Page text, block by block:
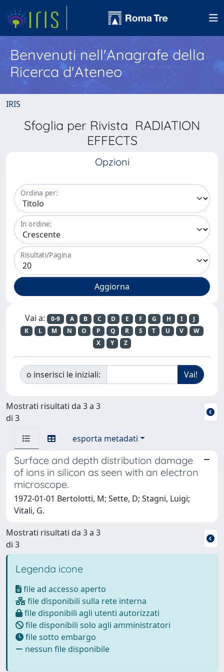
Benvenuti nell'Anagrafe della
Ricerca d'Ateneo
IRIS
Sfoglia per Rivista RADIATION
EFFECTS
Opzioni
Ordina per:
In ordine:
Risultati/Pagina
Vai a: 0-9 A B C D E F G H I
J
K
L M N O P Q R S T U V
W
X
Y Z
o inserisci le iniziali:
Mostrati risultati da 3 a 3
di 3
esporta metadati
Surface and depth distribution damage
of ions in silicon as seen with an electron
microscope.
1972-01-01 Bertolotti, M; Sette, D; Stagni, Luigi;
Vitali, G.
Mostrati risultati da 3 a 3
di 3
Legenda icone
file ad accesso aperto
file disponibili sulla rete interna
file disponibili agli utenti autorizzati
file disponibili solo agli amministratori
file sotto embargo
nessun file disponibile